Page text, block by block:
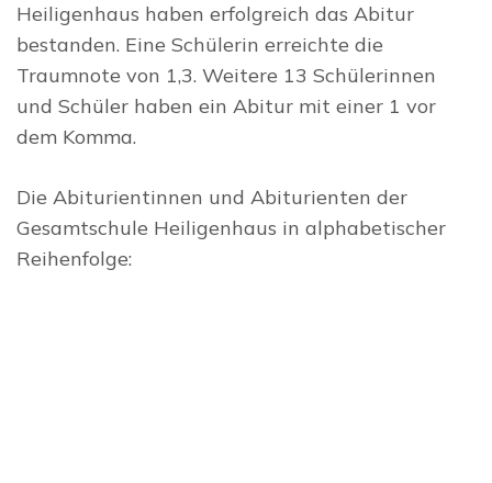
Heiligenhaus haben erfolgreich das Abitur
bestanden. Eine Schülerin erreichte die
Traumnote von 1,3. Weitere 13 Schülerinnen
und Schüler haben ein Abitur mit einer 1 vor
dem Komma.
Die Abiturientinnen und Abiturienten der
Gesamtschule Heiligenhaus in alphabetischer
Reihenfolge: